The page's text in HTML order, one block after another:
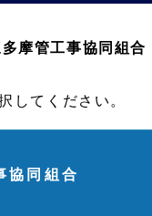
多摩管工事協同組合
してください。
協同組合